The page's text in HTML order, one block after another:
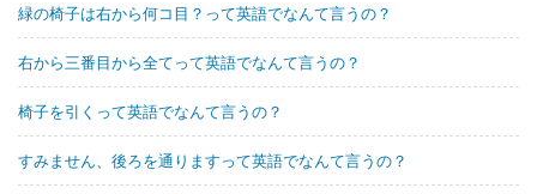
緑の椅子は右から何コ目？って英語でなんて言うの？
右から三番目から全てって英語でなんて言うの？
椅子を引くって英語でなんて言うの？
すみません、後ろを通りますって英語でなんて言うの？